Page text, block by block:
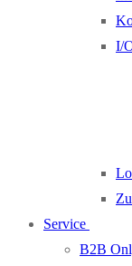
I/
Service
B2B